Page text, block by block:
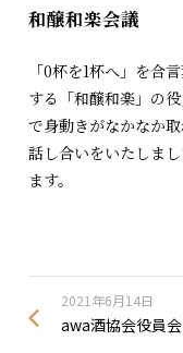
和醸和楽会議
「0杯を1杯へ」を合
する「和醸和楽」の
で身動きがなかなか
話し合いをいたしま
ます。
2021年6月14日
awa酒協会役員会